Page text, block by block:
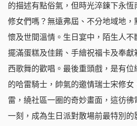
的描述有點俗氣，但時光淬鍊下永
修女們嗎？無遠弗屆、不分地域地，
懷及世間溫情。生日宴中，陌生人
擺滿蛋糕及佳餚、手繪祝福卡及奉
西歌舞的歡唱。最後重頭戲，是有
的哈雷騎士，帥氣的邀情瑞士宋修
雷，繞社區一圈的奇妙畫面，這彷
一刻，成為生日派對散場前最特別的